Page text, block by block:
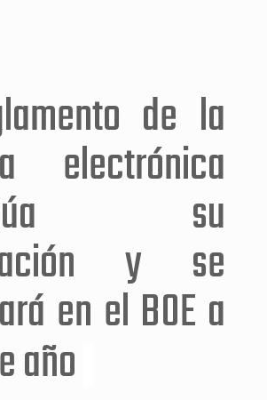
de la
electrónica
su
y se
en el BOE a
año